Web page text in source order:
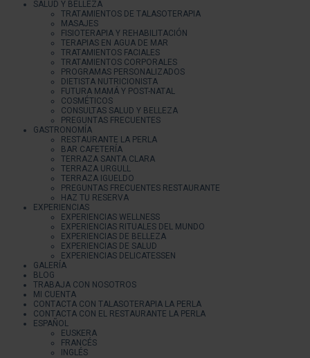
SALUD Y BELLEZA
TRATAMIENTOS DE TALASOTERAPIA
MASAJES
FISIOTERAPIA Y REHABILITACIÓN
TERAPIAS EN AGUA DE MAR
TRATAMIENTOS FACIALES
TRATAMIENTOS CORPORALES
PROGRAMAS PERSONALIZADOS
DIETISTA NUTRICIONISTA
FUTURA MAMÁ Y POST-NATAL
COSMÉTICOS
CONSULTAS SALUD Y BELLEZA
PREGUNTAS FRECUENTES
GASTRONOMÍA
RESTAURANTE LA PERLA
BAR CAFETERÍA
TERRAZA SANTA CLARA
TERRAZA URGULL
TERRAZA IGUELDO
PREGUNTAS FRECUENTES RESTAURANTE
HAZ TU RESERVA
EXPERIENCIAS
EXPERIENCIAS WELLNESS
EXPERIENCIAS RITUALES DEL MUNDO
EXPERIENCIAS DE BELLEZA
EXPERIENCIAS DE SALUD
EXPERIENCIAS DELICATESSEN
GALERÍA
BLOG
TRABAJA CON NOSOTROS
MI CUENTA
CONTACTA CON TALASOTERAPIA LA PERLA
CONTACTA CON EL RESTAURANTE LA PERLA
ESPAÑOL
EUSKERA
FRANCÉS
INGLÉS